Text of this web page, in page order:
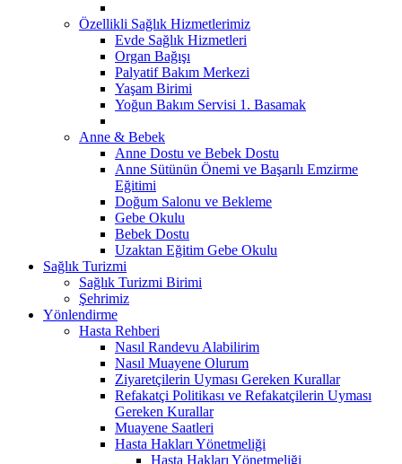
Özellikli Sağlık Hizmetlerimiz
Evde Sağlık Hizmetleri
Organ Bağışı
Palyatif Bakım Merkezi
Yaşam Birimi
Yoğun Bakım Servisi 1. Basamak
Anne & Bebek
Anne Dostu ve Bebek Dostu
Anne Sütünün Önemi ve Başarılı Emzirme
Eğitimi
Doğum Salonu ve Bekleme
Gebe Okulu
Bebek Dostu
Uzaktan Eğitim Gebe Okulu
Sağlık Turizmi
Sağlık Turizmi Birimi
Şehrimiz
Yönlendirme
Hasta Rehberi
Nasıl Randevu Alabilirim
Nasıl Muayene Olurum
Ziyaretçilerin Uyması Gereken Kurallar
Refakatçi Politikası ve Refakatçilerin Uyması
Gereken Kurallar
Muayene Saatleri
Hasta Hakları Yönetmeliği
Hasta Hakları Yönetmeliği